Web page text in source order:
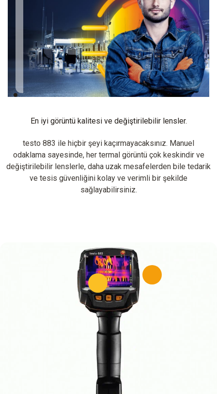
mesafelerden
çalışıyorum. testo
883'ün telefoto lensi
sayesinde termal
görüntülere hala çok
yaklaşabiliyorum.
En iyi görüntü kalitesi ve değiştirilebilir lensler.
testo 883 ile hiçbir şeyi kaçırmayacaksınız. Manuel
odaklama sayesinde, her termal görüntü çok keskindir ve
değiştirilebilir lenslerle, daha uzak mesafelerden bile tedarik
ve tesis güvenliğini kolay ve verimli bir şekilde
sağlayabilirsiniz.